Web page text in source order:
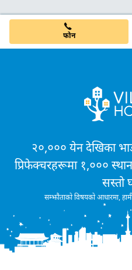
फोन
२०,००० येन देखिका
प्रिफेक्चरहरूमा १,०००
सस्तो
सम्झौताको विषयको आधारमा,